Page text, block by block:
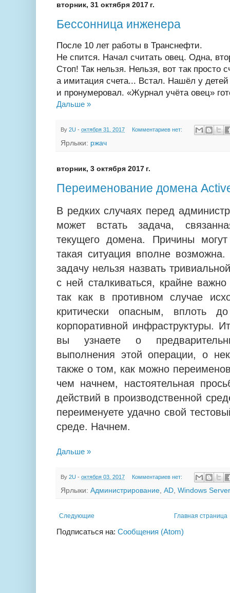
вторник, 31 октября 2017 г.
Бессонница инженера
После 10 лет работы в Транснефти.
Не спится. Начал считать овец. Одна,
Стоп! Так нельзя. Нельзя, вот так просто
а имитация счета... Встал. Нашёл у
и пронумеровал. «Журнал учёта овец»
Дальше »
By 2U - октября 31, 2017 Комментариев нет:
Ярлыки: ржач
вторник, 3 октября 2017 г.
Переименование домена
В редких случаях перед
может встать задача,
текущего домена. Причины
такая ситуация вполне
задачу нельзя назвать
с ней сталкиваться, крайне
так как в противном случае
критически опасным, вплоть
корпоративной инфраструктуры.
вы узнаете о
выполнения этой операции, о
также о том, как можно
чем начнем, настоятельная
действий в производственной
переименуете удачно свой
среде. Начнем.
Дальше »
By 2U - октября 03, 2017 Комментариев нет:
Ярлыки: Администрирование, AD, Windows
Следующие Главная страница
Подписаться на: Сообщения (Atom)